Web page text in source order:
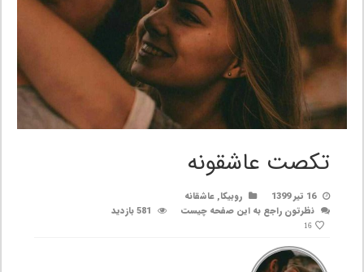
تکصت عاشقونه
16 تیر 1399 روبیکا,عاشقانه
نظرتون راجع به این صفحه چیست
581 بازدید
16